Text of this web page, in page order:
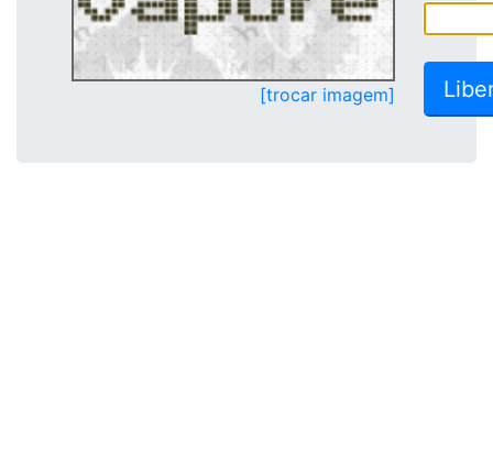
[trocar imagem]